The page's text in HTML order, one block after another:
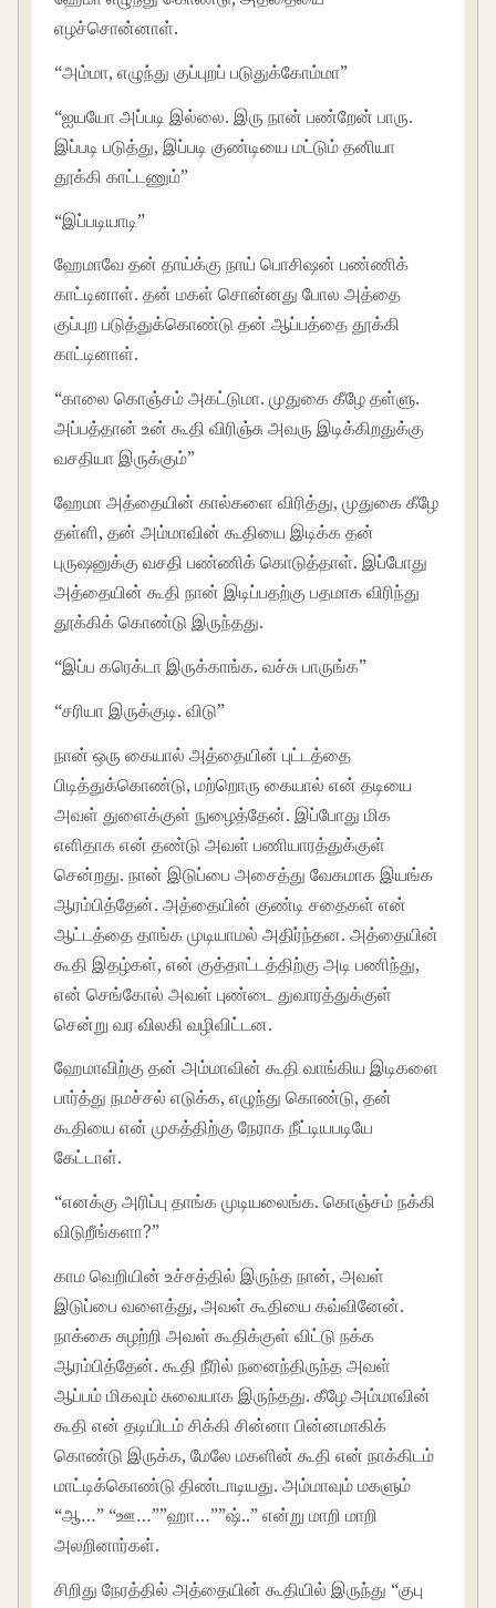
எழச்சொன்னாள்.
“அம்மா, எழுந்து குப்புறப் படுதுக்கோம்மா”
“ஐயயோ அப்படி இல்லை. இரு நான் பண்றேன் பாரு.
இப்படி படுத்து, இப்படி குண்டியை மட்டும் தனியா
தூக்கி காட்டணும்”
“இப்படியாடி”
ஹேமாவே தன் தாய்க்கு நாய் பொசிஷன் பண்ணிக்
காட்டினாள். தன் மகள் சொன்னது போல அத்தை
குப்புற படுத்துக்கொண்டு தன் ஆப்பத்தை தூக்கி
காட்டினாள்.
“காலை கொஞ்சம் அகட்டுமா. முதுகை கீழே தள்ளு.
அப்பத்தான் உன் கூதி விரிஞ்சு அவரு இடிக்கிறதுக்கு
வசதியா இருக்கும்”
ஹேமா அத்தையின் கால்களை விரித்து, முதுகை கீழே
தள்ளி, தன் அம்மாவின் கூதியை இடிக்க தன்
புருஷனுக்கு வசதி பண்ணிக் கொடுத்தாள். இப்போது
அத்தையின் கூதி நான் இடிப்பதற்கு பதமாக விரிந்து
தூக்கிக் கொண்டு இருந்தது.
“இப்ப கரெக்டா இருக்காங்க. வச்சு பாருங்க”
“சரியா இருக்குடி. விடு”
நான் ஒரு கையால் அத்தையின் புட்டத்தை
பிடித்துக்கொண்டு, மற்றொரு கையால் என் தடியை
அவள் துளைக்குள் நுழைத்தேன். இப்போது மிக
எளிதாக என் தண்டு அவள் பணியாரத்துக்குள்
சென்றது. நான் இடுப்பை அசைத்து வேகமாக இயங்க
ஆரம்பித்தேன். அத்தையின் குண்டி சதைகள் என்
ஆட்டத்தை தாங்க முடியாமல் அதிர்ந்தன. அத்தையின்
கூதி இதழ்கள், என் குத்தாட்டத்திற்கு அடி பணிந்து,
என் செங்கோல் அவள் புண்டை துவாரத்துக்குள்
சென்று வர விலகி வழிவிட்டன.
ஹேமாவிற்கு தன் அம்மாவின் கூதி வாங்கிய இடிகளை
பார்த்து நமச்சல் எடுக்க, எழுந்து கொண்டு, தன்
கூதியை என் முகத்திற்கு நேராக நீட்டியபடியே
கேட்டாள்.
“எனக்கு அரிப்பு தாங்க முடியலைங்க. கொஞ்சம் நக்கி
விடுறீங்களா?”
காம வெறியின் உச்சத்தில் இருந்த நான், அவள்
இடுப்பை வளைத்து, அவள் கூதியை கவ்வினேன்.
நாக்கை சுழற்றி அவள் கூதிக்குள் விட்டு நக்க
ஆரம்பித்தேன். கூதி நீரில் நனைந்திருந்த அவள்
ஆப்பம் மிகவும் சுவையாக இருந்தது. கீழே அம்மாவின்
கூதி என் தடியிடம் சிக்கி சின்னா பின்னமாகிக்
கொண்டு இருக்க, மேலே மகளின் கூதி என் நாக்கிடம்
மாட்டிக்கொண்டு திண்டாடியது. அம்மாவும் மகளும்
“ஆ…” “ஊ…””ஹா…””ஷ்..” என்று மாறி மாறி
அலறினார்கள்.
சிறிது நேரத்தில் அத்தையின் கூதியில் இருந்து “குபு